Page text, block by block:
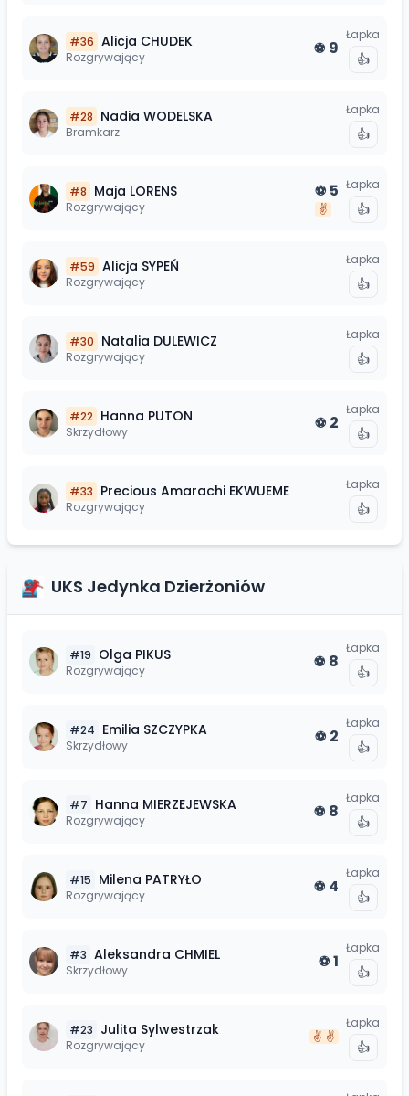
#36 Alicja CHUDEK
Rozgrywający ⚽ 9
Łapka
👍
#28 Nadia WODELSKA
Bramkarz
Łapka
👍
#8 Maja LORENS
Rozgrywający
⚽ 5
✌️
Łapka
👍
#59 Alicja SYPEŃ
Rozgrywający
Łapka
👍
#30 Natalia DULEWICZ
Rozgrywający
Łapka
👍
#22 Hanna PUTON
Skrzydłowy ⚽ 2
Łapka
👍
#33 Precious Amarachi EKWUEME
Rozgrywający
Łapka
👍
UKS Jedynka Dzierżoniów
#19 Olga PIKUS
Rozgrywający ⚽ 8
Łapka
👍
#24 Emilia SZCZYPKA
Skrzydłowy ⚽ 2
Łapka
👍
#7 Hanna MIERZEJEWSKA
Rozgrywający ⚽ 8
Łapka
👍
#15 Milena PATRYŁO
Rozgrywający ⚽ 4
Łapka
👍
#3 Aleksandra CHMIEL
Skrzydłowy ⚽ 1
Łapka
👍
#23 Julita Sylwestrzak
Rozgrywający
✌️ ✌️
Łapka
👍